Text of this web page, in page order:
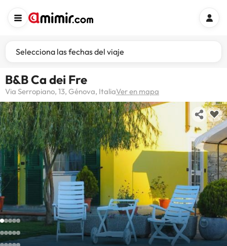
Selecciona las fechas del viaje
B&B Ca dei Fre
Via Serropiano, 13, Génova, ItaliaVer en mapa